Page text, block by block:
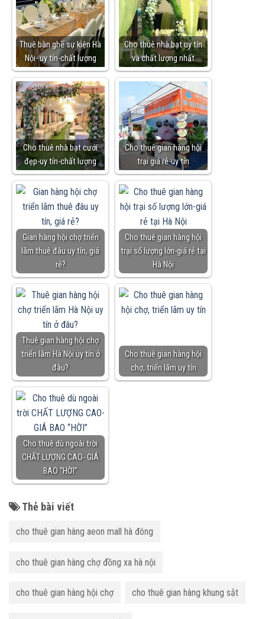
Thuê bàn ghế sự kiện Hà
Nội- uy tín-chất lượng
Cho thuê nhà bạt uy tín
và chất lượng nhất
Cho thuê nhà bạt cưới
đẹp-uy tín-chất lượng
Cho thuê gian hàng hội
trại giá rẻ-uy tín
Gian hàng hội chợ triển
lãm thuê đâu uy tín, giá
rẻ?
Cho thuê gian hàng hội
trại số lượng lớn-giá rẻ tại
Hà Nội
Thuê gian hàng hội chợ
triển lãm Hà Nội uy tín ở
đâu?
Cho thuê gian hàng hội
chợ, triển lãm uy tín
Cho thuê dù ngoài trời
CHẤT LƯỢNG CAO- GIÁ
BAO “HỜI”
Thẻ bài viết
cho thuê gian hàng aeon mall hà đông
cho thuê gian hàng chợ đồng xa hà nội
cho thuê gian hàng hội chợ cho thuê gian hàng khung sắt